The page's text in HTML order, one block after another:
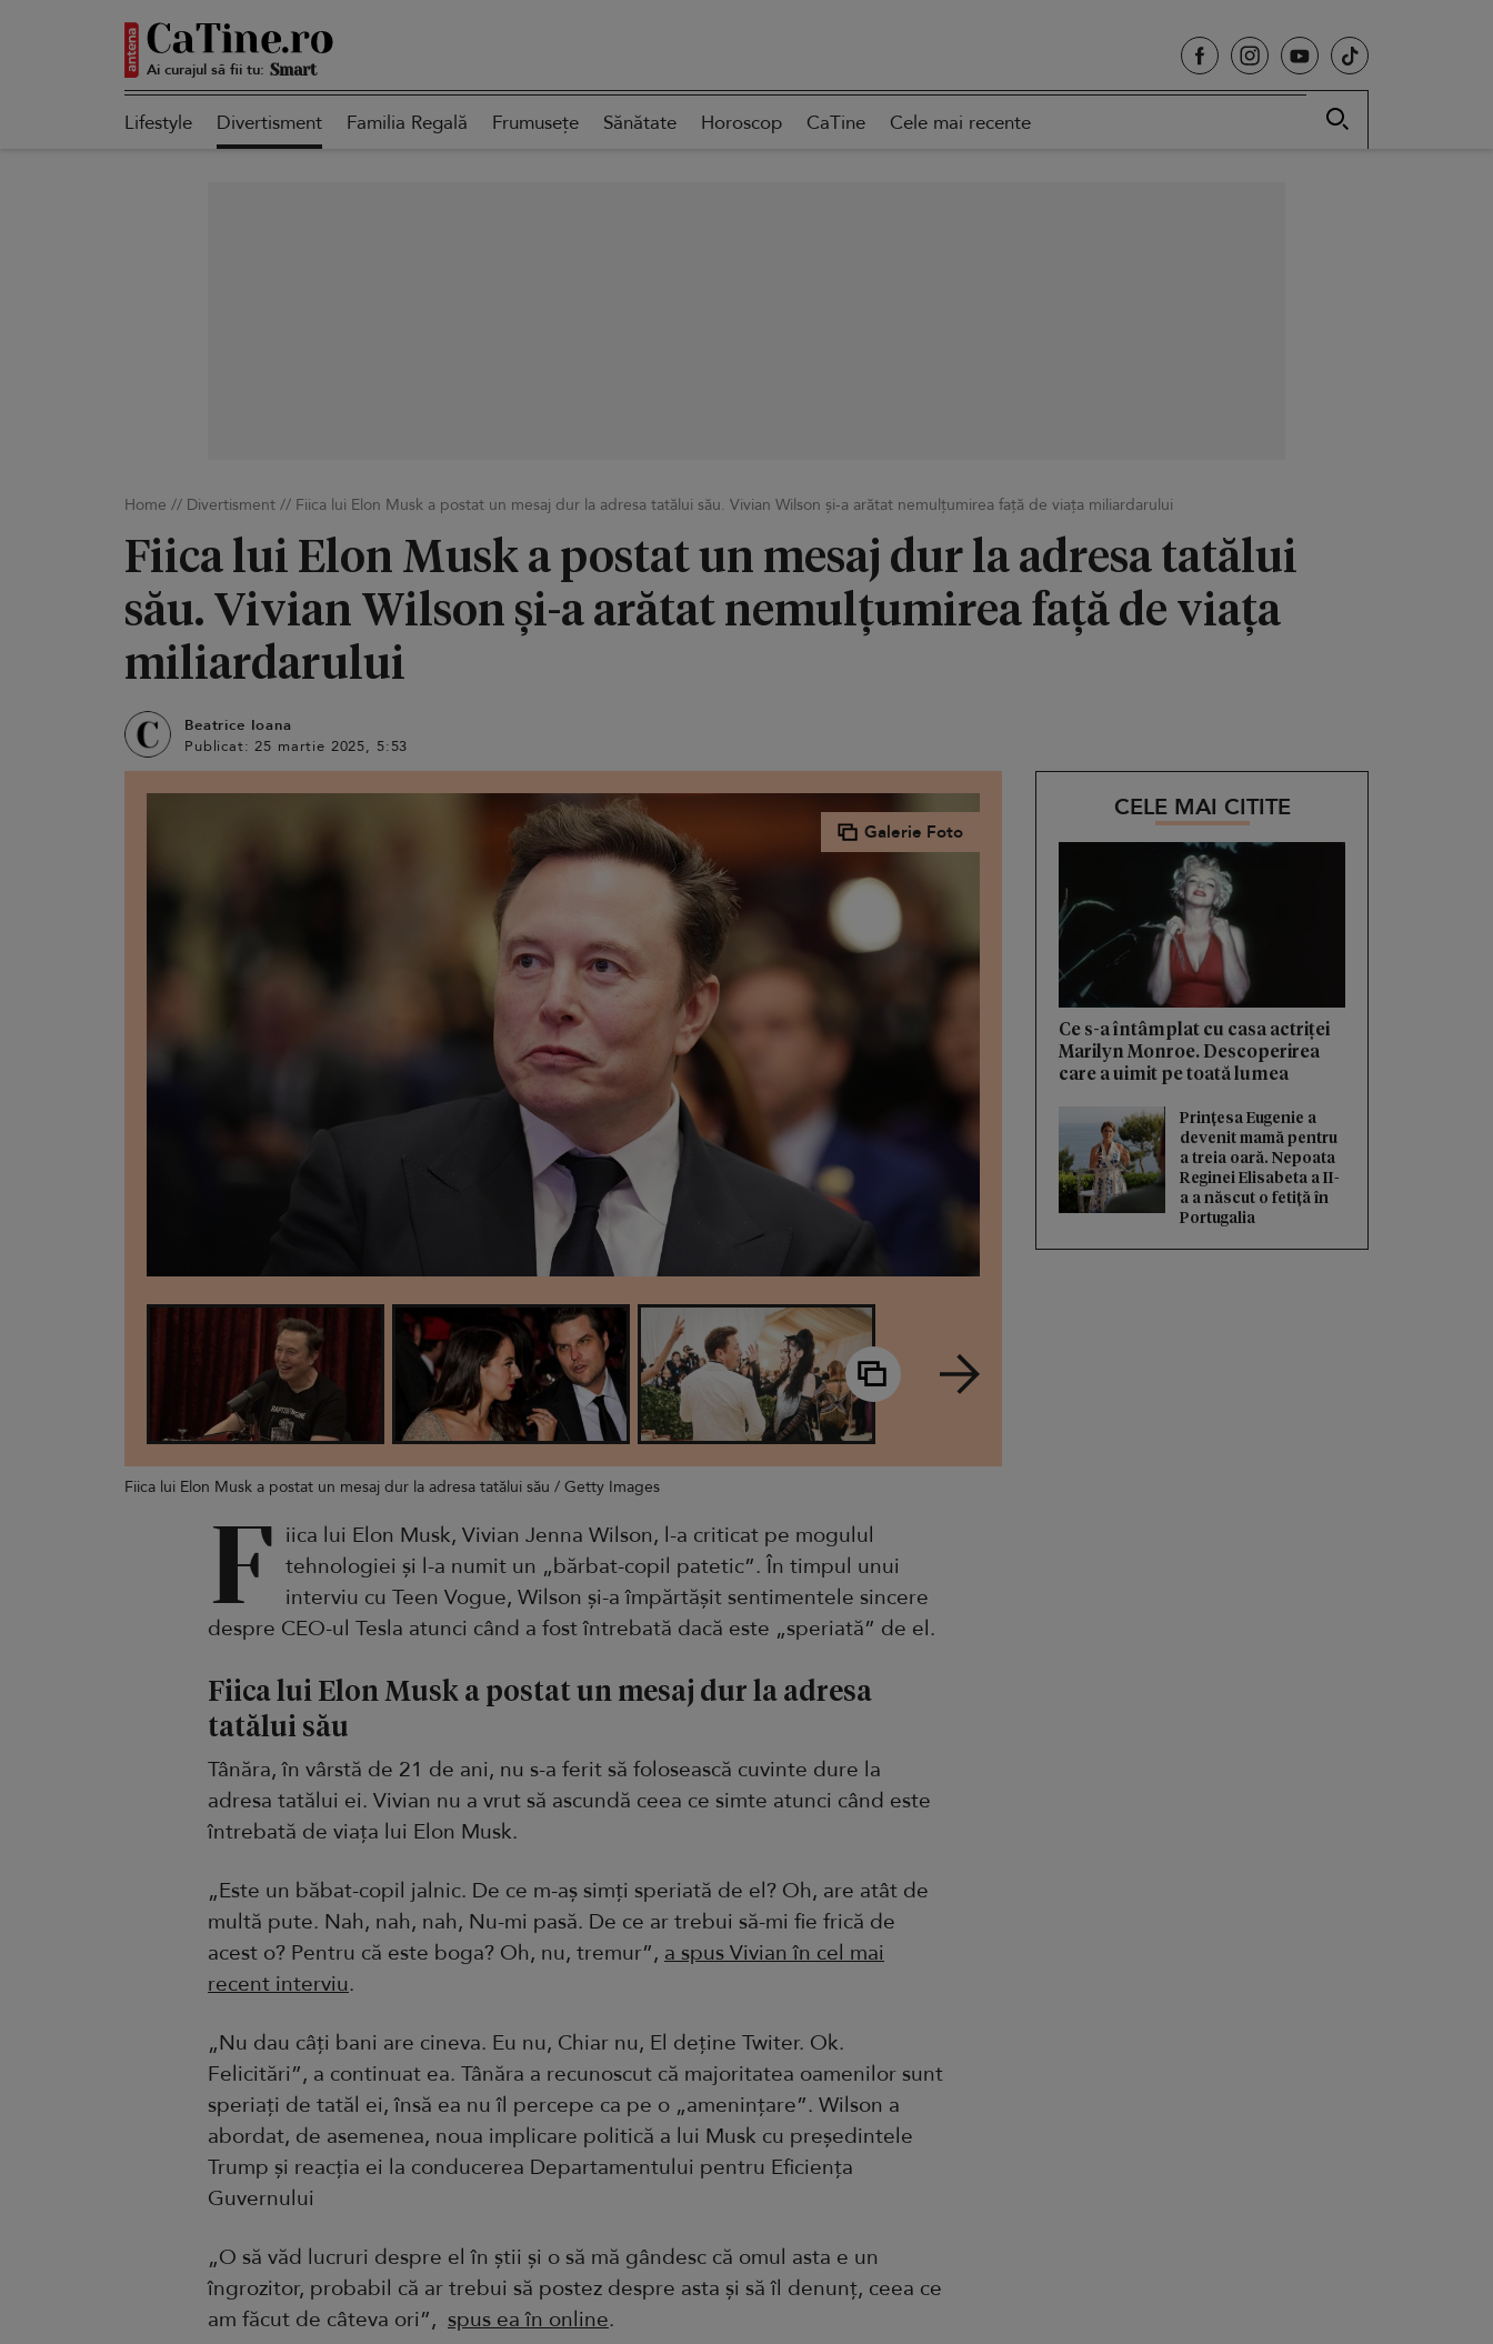
Ai curajul să fii tu: Autentică
Lifestyle Divertisment Familia Regală Frumusețe Sănătate Horoscop CaTine Cele mai recente
Home // Divertisment // Fiica lui Elon Musk a postat un mesaj dur la adresa tatălui său. Vivian Wilson și-a arătat nemulțumirea față de viața miliardarului
Fiica lui Elon Musk a postat un mesaj dur la adresa tatălui
său. Vivian Wilson și-a arătat nemulțumirea față de viața
miliardarului
Beatrice Ioana
Publicat: 25 martie 2025, 5:53
Galerie Foto
Fiica lui Elon Musk a postat un mesaj dur la adresa tatălui său / Getty Images
CELE MAI CITITE
Ce s-a întâmplat cu casa actriței
Marilyn Monroe. Descoperirea
care a uimit pe toată lumea
Prințesa Eugenie a
devenit mamă pentru
a treia oară. Nepoata
Reginei Elisabeta a II-
a a născut o fetiță în
Portugalia
F iica lui Elon Musk, Vivian Jenna Wilson, l-a criticat pe mogulul
tehnologiei și l-a numit un „bărbat-copil patetic”. În timpul unui
interviu cu Teen Vogue, Wilson și-a împărtășit sentimentele sincere
despre CEO-ul Tesla atunci când a fost întrebată dacă este „speriată” de el.
Fiica lui Elon Musk a postat un mesaj dur la adresa
tatălui său
Tânăra, în vârstă de 21 de ani, nu s-a ferit să folosească cuvinte dure la
adresa tatălui ei. Vivian nu a vrut să ascundă ceea ce simte atunci când este
întrebată de viața lui Elon Musk.
„Este un băbat-copil jalnic. De ce m-aș simți speriată de el? Oh, are atât de
multă pute. Nah, nah, nah, Nu-mi pasă. De ce ar trebui să-mi fie frică de
acest o? Pentru că este boga? Oh, nu, tremur”, a spus Vivian în cel mai
recent interviu.
„Nu dau câți bani are cineva. Eu nu, Chiar nu, El deține Twiter. Ok.
Felicitări”, a continuat ea. Tânăra a recunoscut că majoritatea oamenilor sunt
speriați de tatăl ei, însă ea nu îl percepe ca pe o „amenințare”. Wilson a
abordat, de asemenea, noua implicare politică a lui Musk cu președintele
Trump și reacția ei la conducerea Departamentului pentru Eficiența
Guvernului
„O să văd lucruri despre el în știi și o să mă gândesc că omul asta e un
îngrozitor, probabil că ar trebui să postez despre asta și să îl denunț, ceea ce
am făcut de câteva ori”, spus ea în online.